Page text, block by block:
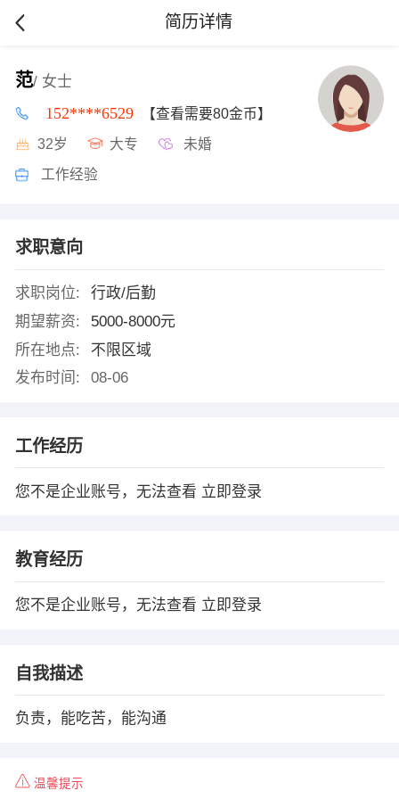
简历详情
范/ 女士
152****6529 【查看需要80金币】
32岁 大专 未婚
工作经验
求职意向
求职岗位:
行政/后勤
期望薪资:
5000-8000元
所在地点:
不限区域
发布时间:
08-06
工作经历
您不是企业账号，无法查看 立即登录
教育经历
您不是企业账号，无法查看 立即登录
自我描述
负责，能吃苦，能沟通
温馨提示